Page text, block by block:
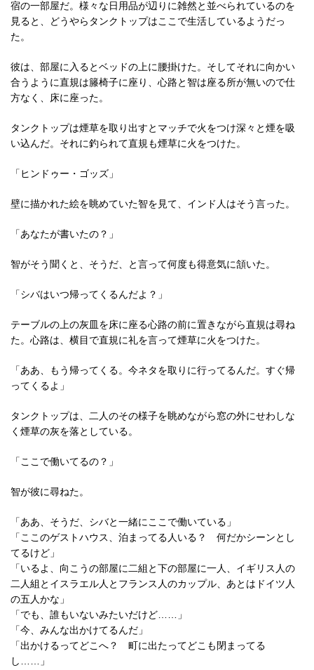
宿の一部屋だ。様々な日用品が辺りに雑然と並べられているのを
見ると、どうやらタンクトップはここで生活しているようだっ
た。
彼は、部屋に入るとベッドの上に腰掛けた。そしてそれに向かい
合うように直規は籐椅子に座り、心路と智は座る所が無いので仕
方なく、床に座った。
タンクトップは煙草を取り出すとマッチで火をつけ深々と煙を吸
い込んだ。それに釣られて直規も煙草に火をつけた。
「ヒンドゥー・ゴッズ」
壁に描かれた絵を眺めていた智を見て、インド人はそう言った。
「あなたが書いたの？」
智がそう聞くと、そうだ、と言って何度も得意気に頷いた。
「シバはいつ帰ってくるんだよ？」
テーブルの上の灰皿を床に座る心路の前に置きながら直規は尋ね
た。心路は、横目で直規に礼を言って煙草に火をつけた。
「ああ、もう帰ってくる。今ネタを取りに行ってるんだ。すぐ帰
ってくるよ」
タンクトップは、二人のその様子を眺めながら窓の外にせわしな
く煙草の灰を落としている。
「ここで働いてるの？」
智が彼に尋ねた。
「ああ、そうだ、シバと一緒にここで働いている」
「ここのゲストハウス、泊まってる人いる？ 何だかシーンとし
てるけど」
「いるよ、向こうの部屋に二組と下の部屋に一人、イギリス人の
二人組とイスラエル人とフランス人のカップル、あとはドイツ人
の五人かな」
「でも、誰もいないみたいだけど……」
「今、みんな出かけてるんだ」
「出かけるってどこへ？ 町に出たってどこも閉まってる
し……」